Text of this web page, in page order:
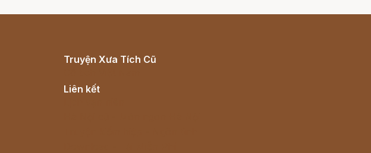
Truyện Xưa Tích Cũ
Liên kết